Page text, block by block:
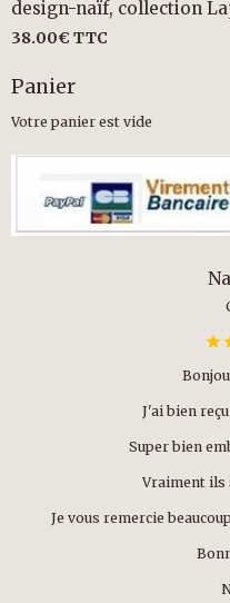
design-naïf, collection
38.00€ TTC
Panier
Votre panier est vide
J'ai bien
Super bien
Vraiment ils
Je vous remercie